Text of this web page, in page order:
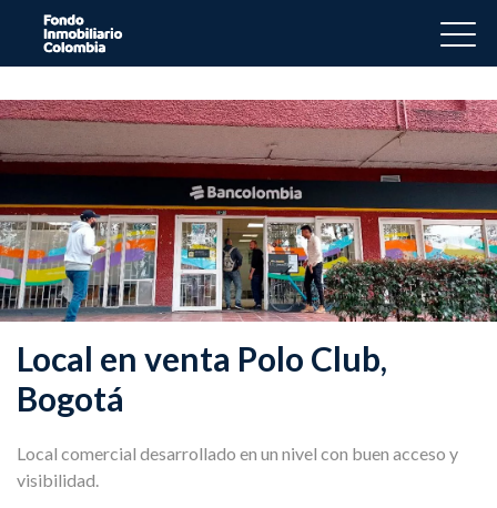
Local en venta Polo Club,
Bogotá
Local comercial desarrollado en un nivel con buen acceso y
visibilidad.